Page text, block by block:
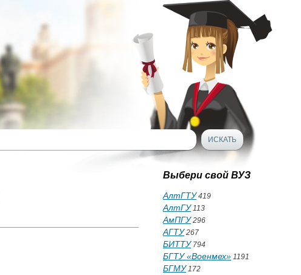
Выбери свой ВУЗ
АлтГТУ419
АлтГУ113
АмПГУ296
АГТУ267
БИТТУ794
БГТУ «Военмех» 1191
БГМУ172